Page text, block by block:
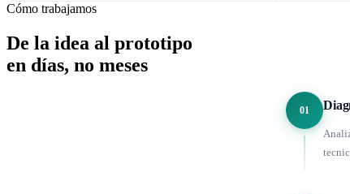
Cómo trabajamos
De la idea al prototipo
en días, no meses
01